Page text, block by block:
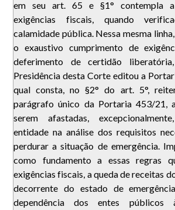
em seu art. 65 e §1° contempla
exigências fiscais, quando
calamidade pública. Nessa mesma
o exaustivo cumprimento de
deferimento de certidão
Presidência desta Corte editou a
qual consta, no §2° do art. 5°,
parágrafo único da Portaria 453/21,
serem afastadas,
entidade na análise dos requisitos
perdurar a situação de emergência.
como fundamento a essas regras
exigências fiscais, a queda de receitas
decorrente do estado de
dependência dos entes públicos